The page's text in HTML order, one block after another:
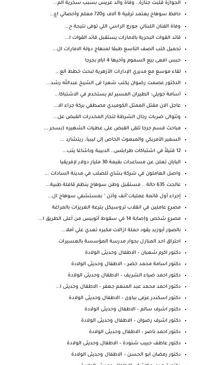
الجوازة قلبت جنازة.. وفاة والد عريس بسبب سخرية الم...
حافظ سوهاج يعتمد ترقية 6 آلاف و720 معلم وأخصائي اع...
وفاة الفنان اللبناني چورچ الراسي اللي توفى نتيجة ح...
قائد القوات البحرية بالامارات يستقبل قائد القوات ا...
تحميل كتب الصف التاسع طبقا لمنهاج دولة الامارات ال...
حبس افعى بيع السموم وأخيها 4 ايام بجرجا
لقاء موسع مع مديري الإدارات الأزهرية لبحث خطط الع...
الدكتور عصمت رضوان يكتب شعرا فى الشيخ عبدالله رشد...
أسامة جويلي: الطيران المسير لم يستخدم في الاشتباكا...
عاجل الان مقتل الممثل الكوميدي مصطفي بركة جراء الا...
وتتوالى ضربات رجال الشرطة لتجار المخدرات القبض عل...
مباحث قسم جرجا تلقى القبض على عطيات الشهيره (بسحر ...
السفير الأمريكي والمبعوث الخاص إلى ليبيا، ريتشارد ...
12 قتيلاً في اشتباكات طرابلس.. الدبيبة وباشاغا يتب...
اليابان تعلن عن مساعدات بقيمة 30 مليار دولار لإفريقيا
واصل العاملون في شركة بشاي للصلب في مدينة السادات ...
عالجت 635 حالة .. مستقبل وطن سوهاج ينظم قافلة طبية...
إجراء أول قائمة عمليات"أنف وآذن " بمستشفي سوهاج ال...
مصرع عاملين في انقلاب تروسيكل بترعة الغريزات بالمراغة
مصرع شخص وإصابة 14 في سقوط أتوبيس من أعلى الطريق ا...
بالصور أبوزيد يقود حملة ازالات مكبره تعدي علي أملا...
احتراق احد المنازل بجوار مدرسة المؤسسة بالعسيرات
دكتور اكرم شعبان – الاطفال وحديثى الولادة
دكتور اسامة محمد خضر – الاطفال وحديثى الولادة
دكتور احمد ضياء الشريف – الاطفال وحديثى الولادة
دكتور احمد محمد عبد المنعم جعفر – الاطفال وحديثى ا...
دكتور اسكندر عزمى بباوى – الاطفال وحديثى الولادة
دكتور اشرف سالم – الاطفال وحديثى الولادة
دكتور اشرف رضوان – الاطفال وحديثى الولادة
دكتور احمد ناصر – الاطفال وحديثى الولادة
دكتور عاطف حبيب شنودة – الاطفال وحديثى الولادة
دكتور رمضان ابو الحسن – الاطفال وحديثى الولادة